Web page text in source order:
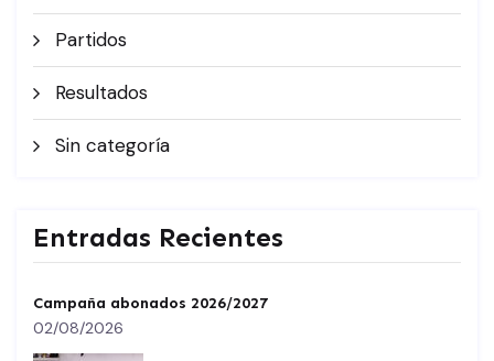
Partidos
Resultados
Sin categoría
Entradas Recientes
Campaña abonados 2026/2027
02/08/2026